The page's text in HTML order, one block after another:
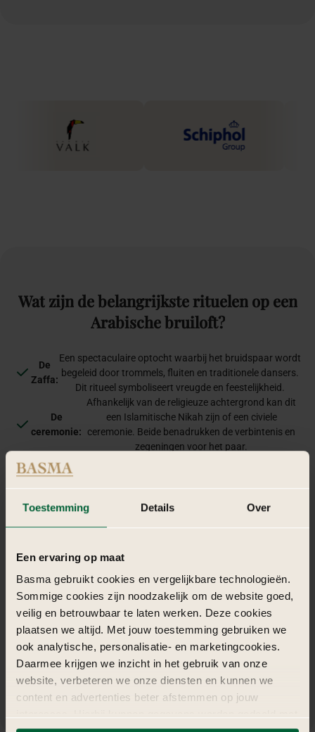
Toestemming Details Over
Een ervaring op maat
Basma gebruikt cookies en vergelijkbare technologieën.
Sommige cookies zijn noodzakelijk om de website goed,
veilig en betrouwbaar te laten werken. Deze cookies
plaatsen we altijd. Met jouw toestemming gebruiken we
ook analytische, personalisatie- en marketingcookies.
Daarmee krijgen we inzicht in het gebruik van onze
website, verbeteren we onze diensten en kunnen we
content en advertenties beter afstemmen op jouw
Wat zijn debelangrijkste rituelen op een
Arabischebruiloft?
De
Zaffa:
Een spectaculaire optocht waarbij het bruidspaar wordt
begeleid door trommels, fluiten en traditionele dansers.
Dit ritueel symboliseert vreugde en feestelijkheid.
De
ceremonie:
Afhankelijk van de religieuze achtergrond kan dit
een Islamitische Nikah zijn of een civiele
ceremonie. Beide benadrukken de verbintenis en
zegeningen voor het paar.
Het
Na de ceremonie volgt een uitbundig diner en dansfeest.
Traditionele muziek en volksdansen, zoals de Dabke,
brengen de gasten samen op de dansvloer.